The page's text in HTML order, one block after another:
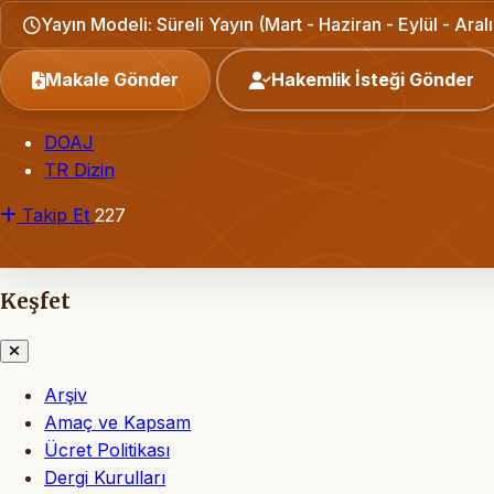
Yayın Modeli: Süreli Yayın (Mart - Haziran - Eylül -
Makale Gönder Hakemlik İsteği Gönder
DOAJ
TR Dizin
Takip Et 227
Keşfet
Arşiv
Amaç ve Kapsam
Ücret Politikası
Dergi Kurulları